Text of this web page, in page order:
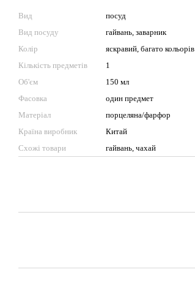
Вид
посуд
Вид посуду
гайвань, заварник
Колір
яскравий, багато кольорів
Кількість предметів
1
Об'єм
150 мл
Фасовка
один предмет
Матеріал
порцеляна/фарфор
Країна виробник
Китай
Схожі товари
гайвань, чахай